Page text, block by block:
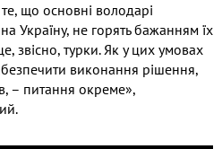
що основні володарі
Україну, не горять бажанням їх
звісно, турки. Як у цих умовах
виконання рішення,
– питання окреме»,